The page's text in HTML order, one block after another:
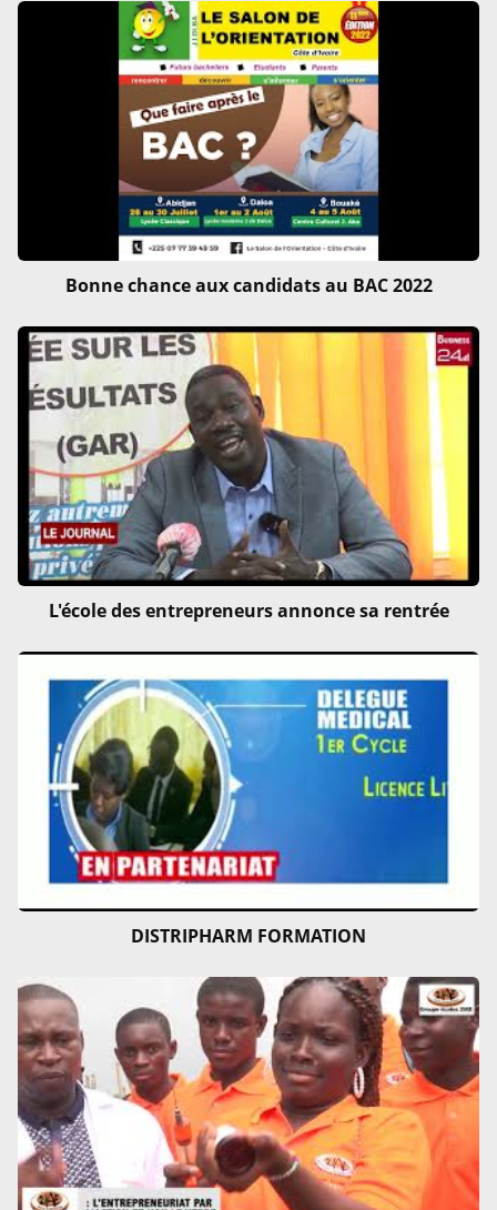
Bonne chance aux candidats au BAC 2022
L'école des entrepreneurs annonce sa rentrée
DISTRIPHARM FORMATION